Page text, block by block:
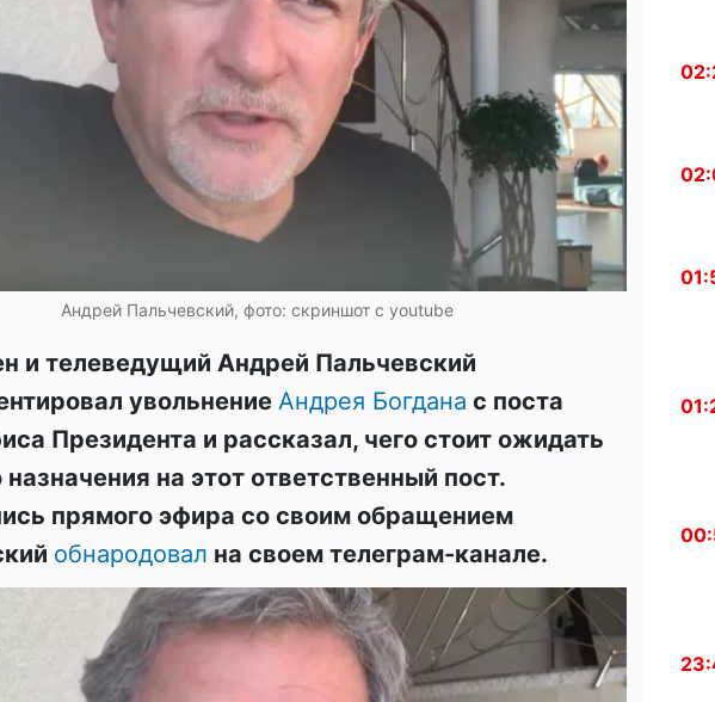
Андрей Пальчевский, фото: скриншот с youtube
и телеведущий Андрей Пальчевский
увольнение Андрея Богдана с поста
Президента и рассказал, чего стоит ожидать
назначения на этот ответственный пост.
прямого эфира со своим обращением
обнародовал на своем телеграм-канале.